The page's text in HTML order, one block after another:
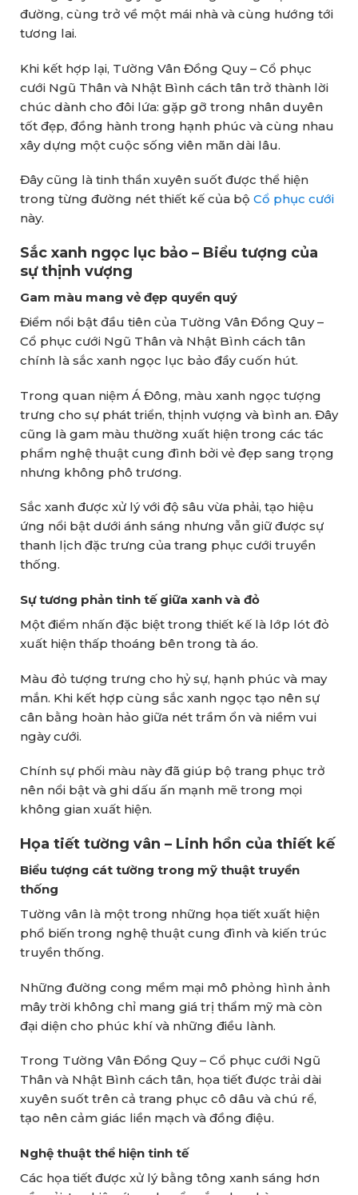
đường, cùng trở về một mái nhà và cùng hướng tới
tương lai.
Khi kết hợp lại, Tường Vân Đồng Quy – Cổ phục
cưới Ngũ Thân và Nhật Bình cách tân trở thành lời
chúc dành cho đôi lứa: gặp gỡ trong nhân duyên
tốt đẹp, đồng hành trong hạnh phúc và cùng nhau
xây dựng một cuộc sống viên mãn dài lâu.
Đây cũng là tinh thần xuyên suốt được thể hiện
trong từng đường nét thiết kế của bộ Cổ phục cưới
này.
Sắc xanh ngọc lục bảo – Biểu tượng của
sự thịnh vượng
Gam màu mang vẻ đẹp quyền quý
Điểm nổi bật đầu tiên của Tường Vân Đồng Quy –
Cổ phục cưới Ngũ Thân và Nhật Bình cách tân
chính là sắc xanh ngọc lục bảo đầy cuốn hút.
Trong quan niệm Á Đông, màu xanh ngọc tượng
trưng cho sự phát triển, thịnh vượng và bình an. Đây
cũng là gam màu thường xuất hiện trong các tác
phẩm nghệ thuật cung đình bởi vẻ đẹp sang trọng
nhưng không phô trương.
Sắc xanh được xử lý với độ sâu vừa phải, tạo hiệu
ứng nổi bật dưới ánh sáng nhưng vẫn giữ được sự
thanh lịch đặc trưng của trang phục cưới truyền
thống.
Sự tương phản tinh tế giữa xanh và đỏ
Một điểm nhấn đặc biệt trong thiết kế là lớp lót đỏ
xuất hiện thấp thoáng bên trong tà áo.
Màu đỏ tượng trưng cho hỷ sự, hạnh phúc và may
mắn. Khi kết hợp cùng sắc xanh ngọc tạo nên sự
cân bằng hoàn hảo giữa nét trầm ổn và niềm vui
ngày cưới.
Chính sự phối màu này đã giúp bộ trang phục trở
nên nổi bật và ghi dấu ấn mạnh mẽ trong mọi
không gian xuất hiện.
Họa tiết tường vân – Linh hồn của thiết kế
Biểu tượng cát tường trong mỹ thuật truyền
thống
Tường vân là một trong những họa tiết xuất hiện
phổ biến trong nghệ thuật cung đình và kiến trúc
truyền thống.
Những đường cong mềm mại mô phỏng hình ảnh
mây trời không chỉ mang giá trị thẩm mỹ mà còn
đại diện cho phúc khí và những điều lành.
Trong Tường Vân Đồng Quy – Cổ phục cưới Ngũ
Thân và Nhật Bình cách tân, họa tiết được trải dài
xuyên suốt trên cả trang phục cô dâu và chú rể,
tạo nên cảm giác liền mạch và đồng điệu.
Nghệ thuật thể hiện tinh tế
Các họa tiết được xử lý bằng tông xanh sáng hơn